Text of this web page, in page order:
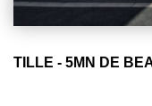
TILLE - 5MN DE